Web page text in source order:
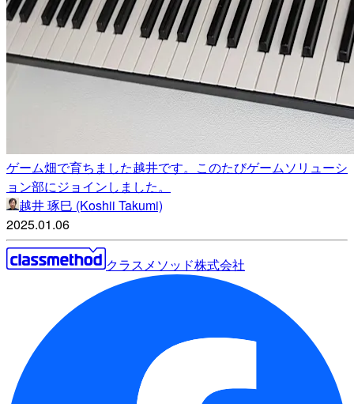
ゲーム畑で育ちました越井です。このたびゲームソリューシ
ョン部にジョインしました。
越井 琢巳 (Koshii Takumi)
2025.01.06
クラスメソッド株式会社